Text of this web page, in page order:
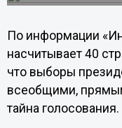
По информации
насчитывает 40
что выборы
всеобщими,
тайна голосования.